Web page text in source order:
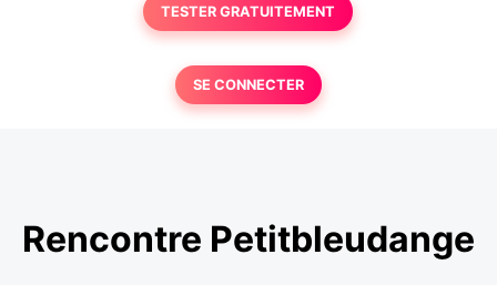
TESTER GRATUITEMENT
SE CONNECTER
Rencontre Petitbleudange